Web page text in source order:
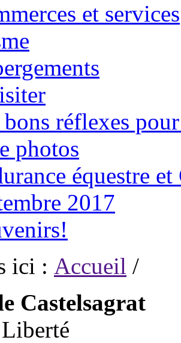
et services
bons réflexes
photos
équestre
2017
ici : Accueil /
Castelsagrat